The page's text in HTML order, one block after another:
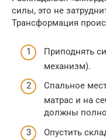
силы, это не
Трансформация
Приподнять
механизм).
Спальное
матрас и на
должны
Опустить